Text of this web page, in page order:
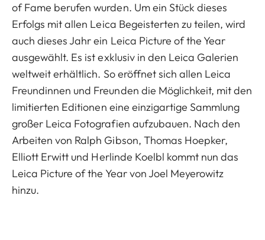
of Fame berufen wurden. Um ein Stück dieses
Erfolgs mit allen Leica Begeisterten zu teilen, wird
auch dieses Jahr ein Leica Picture of the Year
ausgewählt. Es ist exklusiv in den Leica Galerien
weltweit erhältlich. So eröffnet sich allen Leica
Freundinnen und Freunden die Möglichkeit, mit den
limitierten Editionen eine einzigartige Sammlung
großer Leica Fotografien aufzubauen. Nach den
Arbeiten von Ralph Gibson, Thomas Hoepker,
Elliott Erwitt und Herlinde Koelbl kommt nun das
Leica Picture of the Year von Joel Meyerowitz
hinzu.